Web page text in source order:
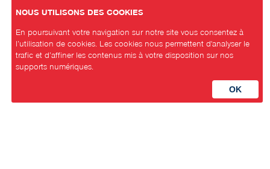
NOUS UTILISONS DES COOKIES
En poursuivant votre navigation sur notre site vous consentez à
l’utilisation de cookies. Les cookies nous permettent d'analyser le
trafic et d’affiner les contenus mis à votre disposition sur nos
supports numériques.